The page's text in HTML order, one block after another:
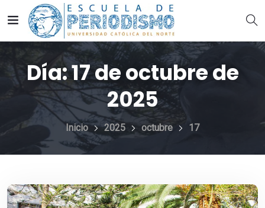
Día:17 de octubre de
2025
Inicio 2025 octubre 17